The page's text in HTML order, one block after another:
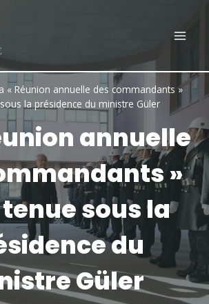
« Réunion annuelle des commandants »
la présidence du ministre Güler
annuelle
»
sous la
du
Güler